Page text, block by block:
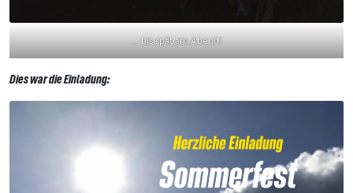
… bis spät am Abend!
Dies war die Einladung: